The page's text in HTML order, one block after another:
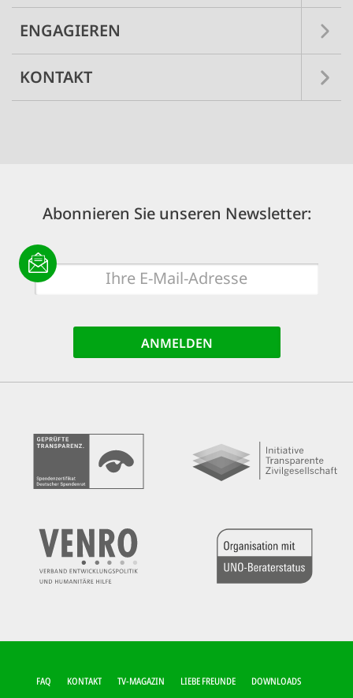
ENGAGIEREN
KONTAKT
Abonnieren Sie unseren Newsletter:
E-
Mail
FUSSZEILEN-M
FAQ KONTAKT TV-MAGAZIN LIEBE FREUNDE DOWNLOADS